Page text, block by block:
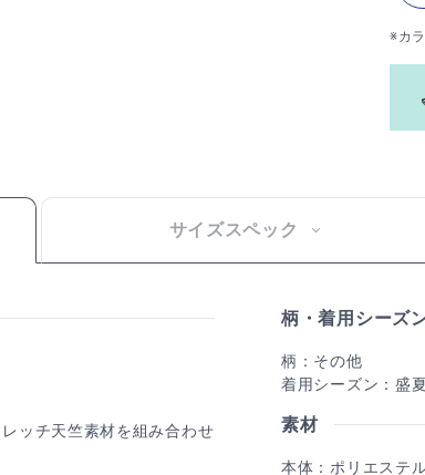
※カ
サイズスペック
ッチ天竺素材を組み合わせ
柄・着用シーズ
柄：その他
着用シーズン：盛夏
素材
本体：ポリエステ